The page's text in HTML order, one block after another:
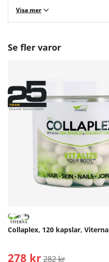
Visa mer
Se fler varor
Collaplex, 120 kapslar, Viterna
278 kr Ordinarie pris:
282 kr